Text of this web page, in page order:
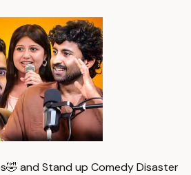
and Stand up Comedy Disaster